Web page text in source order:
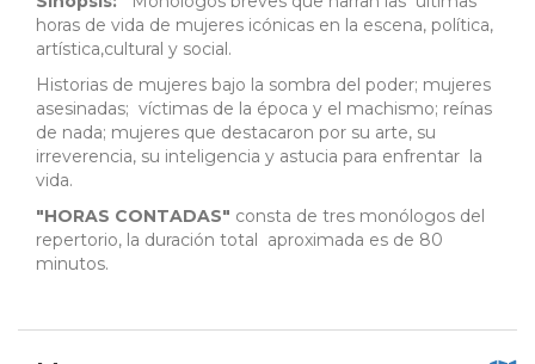
horas de vida de mujeres icónicas en la escena, política,
artística,cultural y social.
Historias de mujeres bajo la sombra del poder; mujeres
asesinadas; víctimas de la época y el machismo; reínas
de nada; mujeres que destacaron por su arte, su
irreverencia, su inteligencia y astucia para enfrentar la
vida.
"HORAS CONTADAS" consta de tres monólogos del
repertorio, la duración total aproximada es de 80
minutos.